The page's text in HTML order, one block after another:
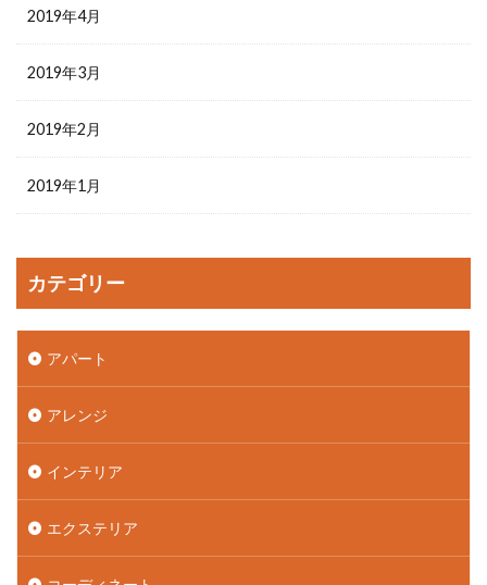
2019年4月
2019年3月
2019年2月
2019年1月
カテゴリー
アパート
アレンジ
インテリア
エクステリア